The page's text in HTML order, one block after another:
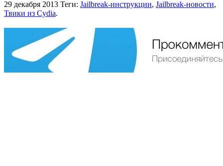
29 декабря 2013 Теги: Jailbreak-инструкции, Jailbreak-новости,
Твики из Cydia.